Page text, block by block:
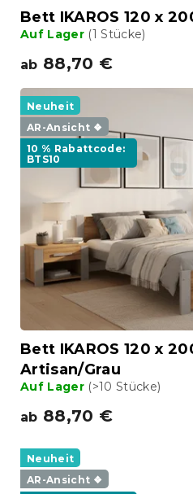
Bett IKAROS 120 x
Auf Lager (1 Stücke)
ab 88,70 €
Neuheit
AR-Ansicht ❖
10 % Rabattcode:
BTS10
Bett IKAROS 120 x
Artisan/Grau
Auf Lager (>10 Stücke)
ab 88,70 €
Neuheit
AR-Ansicht ❖